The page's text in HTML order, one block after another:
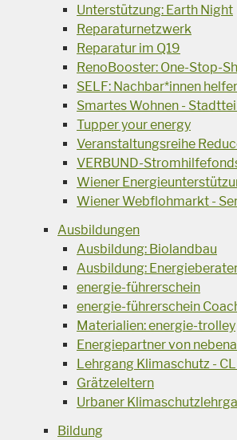
Unterstützung: Earth Night
Reparaturnetzwerk
Reparatur im Q19
RenoBooster: One-Stop-
SELF: Nachbar*innen
Smartes Wohnen -
Tupper your energy
Veranstaltungsreihe
VERBUND-
Wiener
Wiener Webflohmarkt -
Ausbildungen
Ausbildung: Biolandbau
Ausbildung:
energie-führerschein
energie-führerschein
Materialien: energie-trolley
Energiepartner von
Lehrgang Klimaschutz -
Grätzeleltern
Urbaner
Bildung